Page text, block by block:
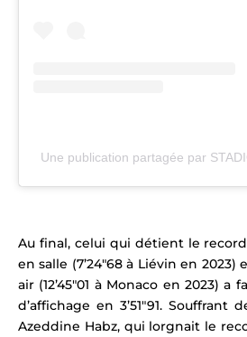
Une publication partagée par
Au final, celui qui détient le record
en salle (7’24″68 à Liévin en
air (12’45″01 à Monaco en 2023)
d’affichage en 3’51″91. Souffrant
Azeddine Habz, qui lorgnait le